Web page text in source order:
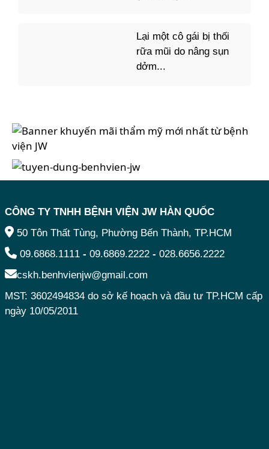
Lại một cô gái bị thối
rữa mũi do nâng sụn
dởm...
CÔNG TY TNHH BỆNH VIỆN JW HÀN QUỐC
50 Tôn Thất Tùng, Phường Bến Thành, TP.HCM
09.6868.1111 - 09.6869.2222 - 028.6656.2222
cskh.benhvienjw@gmail.com
MST: 3602494834 do sở kế hoạch và đầu tư TP.HCM cấp
ngày 10/05/2011